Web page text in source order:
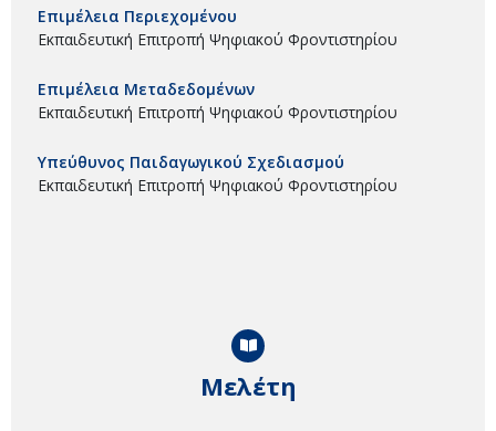
Μελέτη
Επιμέλεια Περιεχομένου
Εκπαιδευτική Επιτροπή Ψηφιακού Φροντιστηρίου
Επιμέλεια Μεταδεδομένων
Εκπαιδευτική Επιτροπή Ψηφιακού Φροντιστηρίου
Υπεύθυνος Παιδαγωγικού Σχεδιασμού
Εκπαιδευτική Επιτροπή Ψηφιακού Φροντιστηρίου